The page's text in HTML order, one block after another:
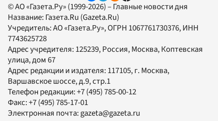
© АО «Газета.Ру» (1999-2026) – Главные новости дня
Название: Газета.Ru (Gazeta.Ru)
Учредитель:АО «Газета.Ру», ОГРН 1067761730376, ИНН
7743625728
Адрес учредителя: 125239, Россия, Москва, Коптевская
улица, дом 67
Адрес редакции и издателя: 117105, г. Москва,
Варшавское шоссе, д.9, стр.1
Телефон редакции:+7 (495) 785-00-12
Факс:+7 (495) 785-17-01
Электронная почта:gazeta@gazeta.ru